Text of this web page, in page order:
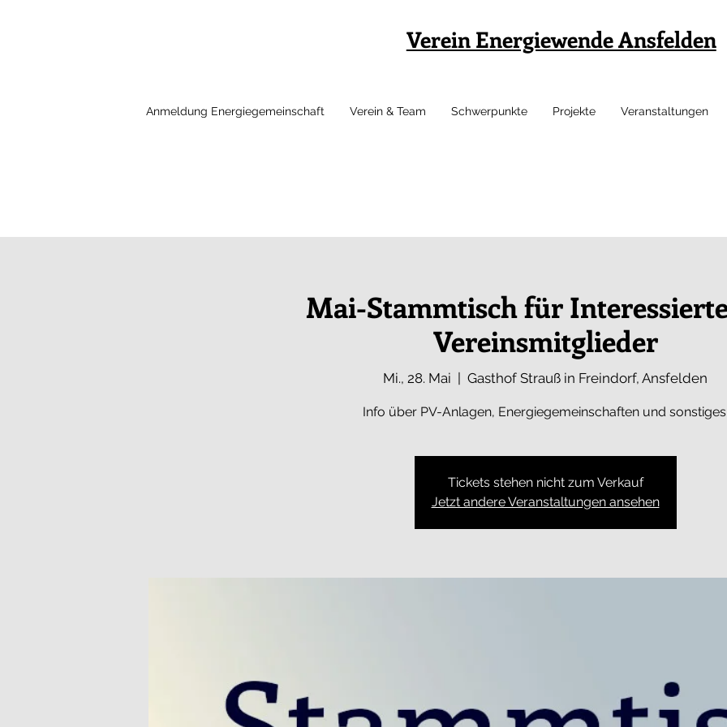
Verein Energiewende Ansfelden
Anmeldung Energiegemeinschaft Verein & Team Schwerpunkte Projekte Veranstaltungen
Mai-Stammtisch für
Vereinsmitglieder
Mi., 28. Mai Gasthof Strauß in Freindorf, Ansfelden
Info über PV-Anlagen, Energiegemeinschaften und
Tickets stehen nicht zum Verkauf
Jetzt andere Veranstaltungen ansehen